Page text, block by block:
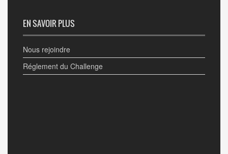
EN SAVOIR PLUS
Nous rejoindre
Réglement du Challenge